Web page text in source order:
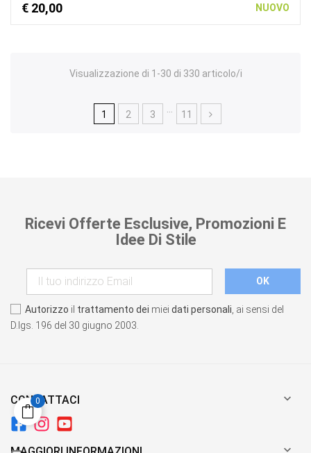
€ 20,00 NUOVO
Visualizzazione di 1-30 di 330 articolo/i
1 2 3 11
Ricevi Offerte Esclusive, Promozioni E
Idee Di Stile
Autorizzo il trattamento dei miei dati personali , ai sensi del
D.lgs. 196 del 30 giugno 2003.
CONTATTACI 
0